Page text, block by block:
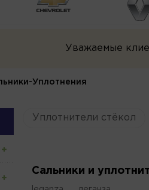
Уважаемые
Уплотнения
Уплотнители стёкол
Сальники и